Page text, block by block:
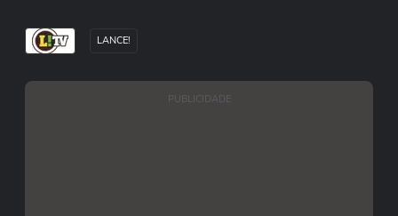
primeiro encontro de Gabriel com seu
ex-clube. LANCE!
PUBLICIDADE